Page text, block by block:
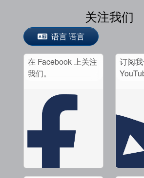
关注我们
语言 语言
在 Facebook 上关注
我们。
订阅